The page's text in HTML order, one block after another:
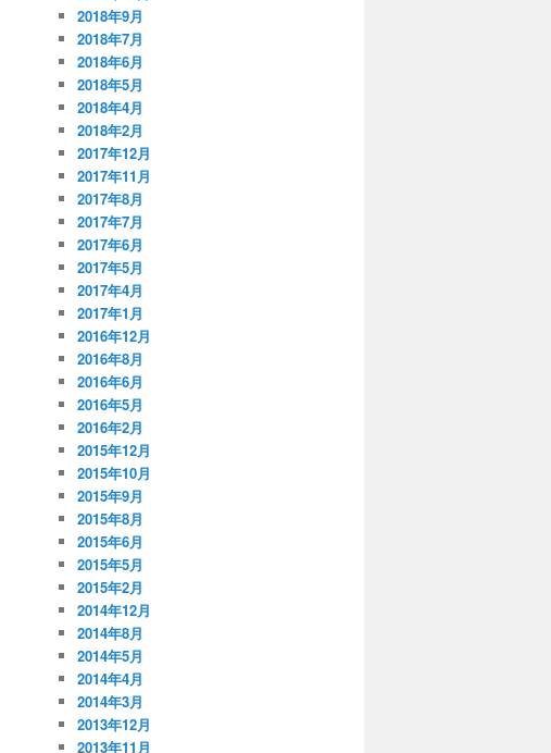
2018年9月
2018年7月
2018年6月
2018年5月
2018年4月
2018年2月
2017年12月
2017年11月
2017年8月
2017年7月
2017年6月
2017年5月
2017年4月
2017年1月
2016年12月
2016年8月
2016年6月
2016年5月
2016年2月
2015年12月
2015年10月
2015年9月
2015年8月
2015年6月
2015年5月
2015年2月
2014年12月
2014年8月
2014年5月
2014年4月
2014年3月
2013年12月
2013年11月